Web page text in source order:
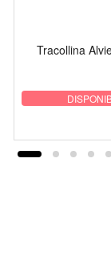
Tracollina